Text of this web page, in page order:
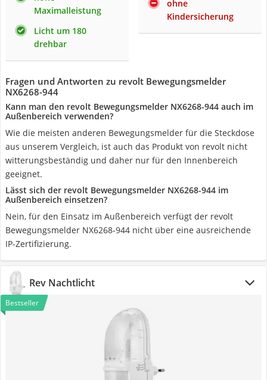
Maximalleistung
Licht um 180
drehbar
ohne
Kindersicherung
Fragen und Antworten zu revolt Bewegungsmelder
NX6268-944
Kann man den revolt Bewegungsmelder NX6268-944 auch im
Außenbereich verwenden?
Wie die meisten anderen Bewegungsmelder für die Steckdose
aus unserem Vergleich, ist auch das Produkt von revolt nicht
witterungsbeständig und daher nur für den Innenbereich
geeignet.
Lässt sich der revolt Bewegungsmelder NX6268-944 im
Außenbereich einsetzen?
Nein, für den Einsatz im Außenbereich verfügt der revolt
Bewegungsmelder NX6268-944 nicht über eine ausreichende
IP-Zertifizierung.
Rev Nachtlicht
Bestseller